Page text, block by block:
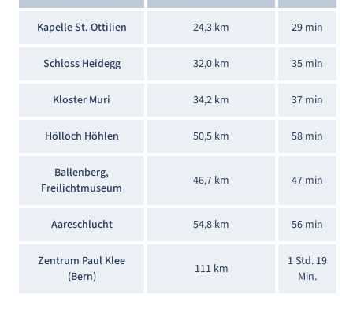
Kapelle St. Ottilien 24,3 km 29 min
Schloss Heidegg 32,0 km 35 min
Kloster Muri 34,2 km 37 min
Hölloch Höhlen 50,5 km 58 min
Ballenberg,
Freilichtmuseum
46,7 km 47 min
Aareschlucht 54,8 km 56 min
Zentrum Paul Klee
(Bern)
111 km
1 Std. 19
Min.